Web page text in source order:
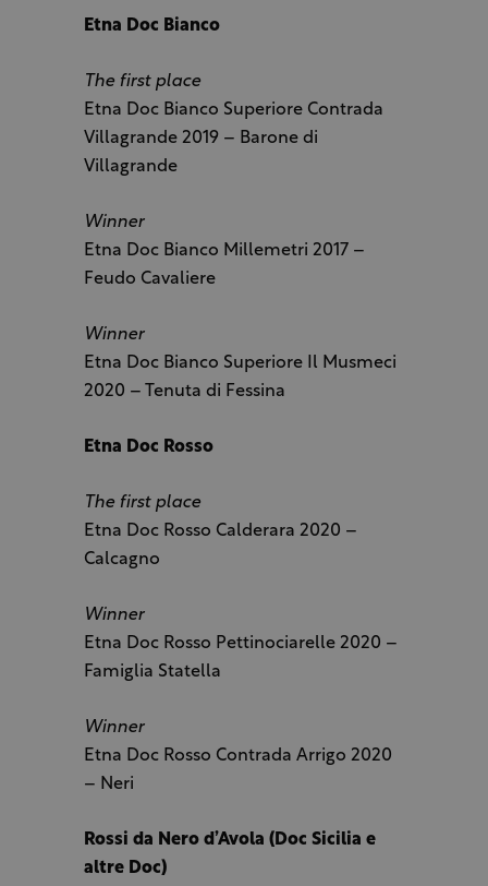
Etna Doc Bianco
The first place
Etna Doc Bianco Superiore Contrada
Villagrande 2019 – Barone di
Villagrande
Winner
Etna Doc Bianco Millemetri 2017 –
Feudo Cavaliere
Winner
Etna Doc Bianco Superiore Il Musmeci
2020 – Tenuta di Fessina
Etna Doc Rosso
The first place
Etna Doc Rosso Calderara 2020 –
Calcagno
Winner
Etna Doc Rosso Pettinociarelle 2020 –
Famiglia Statella
Winner
Etna Doc Rosso Contrada Arrigo 2020
– Neri
Rossi da Nero d’Avola (Doc Sicilia e
altre Doc)